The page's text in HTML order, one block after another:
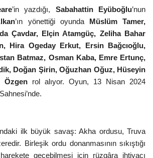
’in yazdığı, Sabahattin Eyüboğlu’nun
’ın yönettiği oyunda
Müslüm Tamer,
Çavdar, Elçin Atamgüç, Zeliha Bahar
Hira Ogeday Erkut, Ersin Bağcıoğlu,
Batmaz, Osman Kaba, Emre Ertunç,
Doğan Şirin, Oğuzhan Oğuz, Hüseyin
Özgen rol alıyor. Oyun, 13 Nisan 2024
ilk büyük savaş: Akha ordusu, Truva
Birleşik ordu donanmasının sıkıştığı
geçebilmesi için rüzgâra ihtiyacı